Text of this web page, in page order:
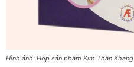
Hình ảnh: Hộp sản phẩm Kim Thần Khang